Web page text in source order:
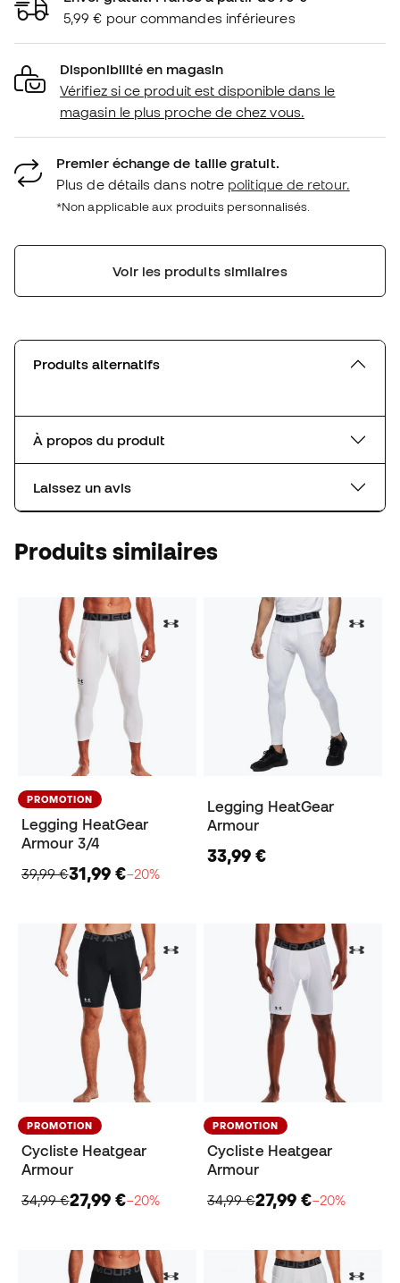
5,99 € pour commandes inférieures
Disponibilité en magasin
Vérifiez si ce produit est disponible dans le
magasin le plus proche de chez vous.
Premier échange de taille gratuit.
Plus de détails dans notre politique de retour.
*Non applicable aux produits personnalisés.
Voir les produits similaires
Produits alternatifs
À propos du produit
Laissez un avis
Produits similaires
PROMOTION
Legging HeatGear
Armour 3/4
39,99 €31,99 €−20%
Legging HeatGear
Armour
33,99 €
PROMOTION
Cycliste Heatgear
Armour
34,99 €27,99 €−20%
PROMOTION
Cycliste Heatgear
Armour
34,99 €27,99 €−20%